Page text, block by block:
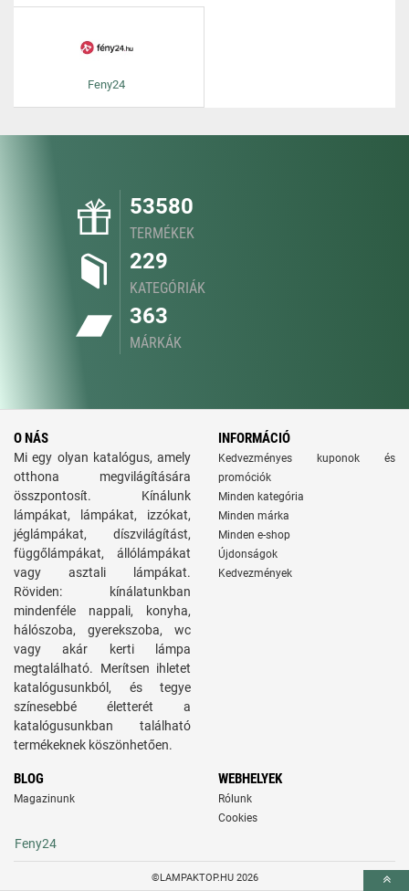
Feny24
53580
TERMÉKEK
229
KATEGÓRIÁK
363
MÁRKÁK
O NÁS
Mi egy olyan katalógus, amely
otthona megvilágítására
összpontosít. Kínálunk
lámpákat, lámpákat, izzókat,
jéglámpákat, díszvilágítást,
függőlámpákat, állólámpákat
vagy asztali lámpákat.
Röviden: kínálatunkban
mindenféle nappali, konyha,
hálószoba, gyerekszoba, wc
vagy akár kerti lámpa
megtalálható. Merítsen ihletet
katalógusunkból, és tegye
színesebbé életterét a
katalógusunkban található
termékeknek köszönhetően.
INFORMÁCIÓ
Kedvezményes kuponok és
promóciók
Minden kategória
Minden márka
Minden e-shop
Újdonságok
Kedvezmények
BLOG
Magazinunk
WEBHELYEK
Rólunk
Cookies
Feny24
©LAMPAKTOP.HU 2026